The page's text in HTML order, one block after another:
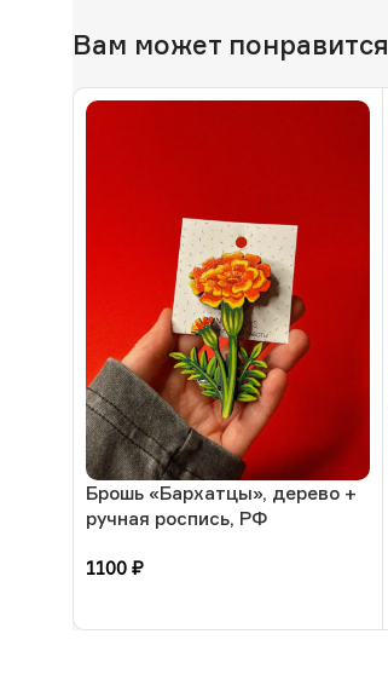
Вам может понравится
Брошь «Бархатцы», дерево +
ручная роспись, РФ
1100 ₽